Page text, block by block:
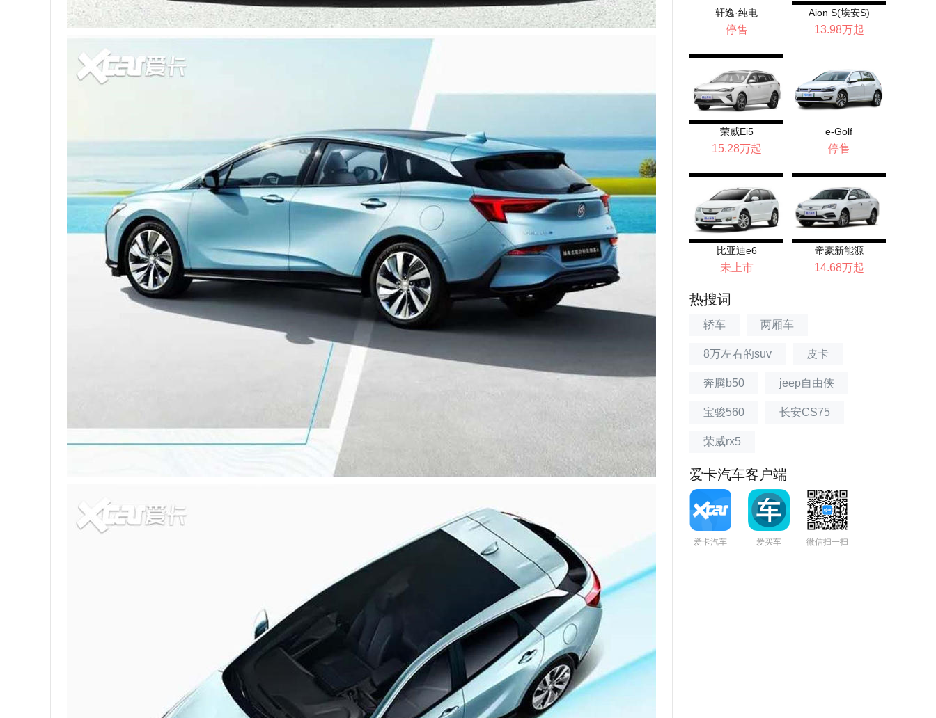
轩逸·纯电
停售
Aion S(埃安S)
13.98万起
荣威Ei5
15.28万起
e-Golf
停售
比亚迪e6
未上市
帝豪新能源
14.68万起
热搜词
轿车 两厢车
8万左右的suv 皮卡
奔腾b50 jeep自由侠
宝骏560 长安CS75
荣威rx5
爱卡汽车客户端
爱卡汽车 爱买车 微信扫一扫